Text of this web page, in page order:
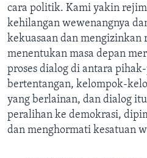
cara politik. Kami yakin
kehilangan wewenangnya
kekuasaan dan
menentukan masa depan
proses dialog di antara
bertentangan, kelompok-
yang berlainan, dan dialog
peralihan ke demokrasi,
dan menghormati kesatuan